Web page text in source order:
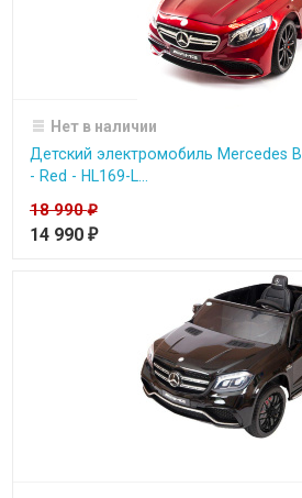
Нет в наличии
Детский электромобиль Mercedes
- Red - HL169-L...
18 990₽
14 990 ₽